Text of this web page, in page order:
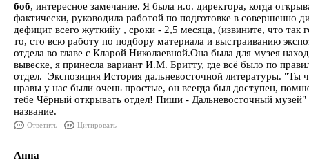
боб, интересное замечание. Я была и.о. директора, когда
фактически, руководила работой по подготовке в совершенно
дефицит всего жуткийу , сроки - 2,5 месяца, (извините, что так
то, сто всю работу по подбору материала и выстраиванию
отдела во главе с Кларой Николаевной.Она была для музея
вывеске, я принесла вариант И.М. Бритту, где всё было по
отдел. Экспозиция История дальневосточной литературы. "Ты
нравы у нас были очень простые, он всегда был доступен,
тебе Чёрный открывать отдел! Пиши - Дальневосточный музей"
название.
Ответить Цитировать
Анна